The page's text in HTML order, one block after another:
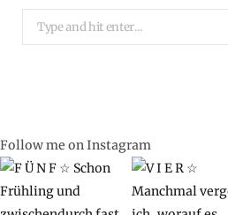
Search
for:
Follow me on Instagram